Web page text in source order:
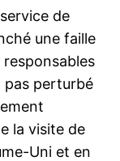
de
une faille
pas perturbé
la visite de
Uni et en